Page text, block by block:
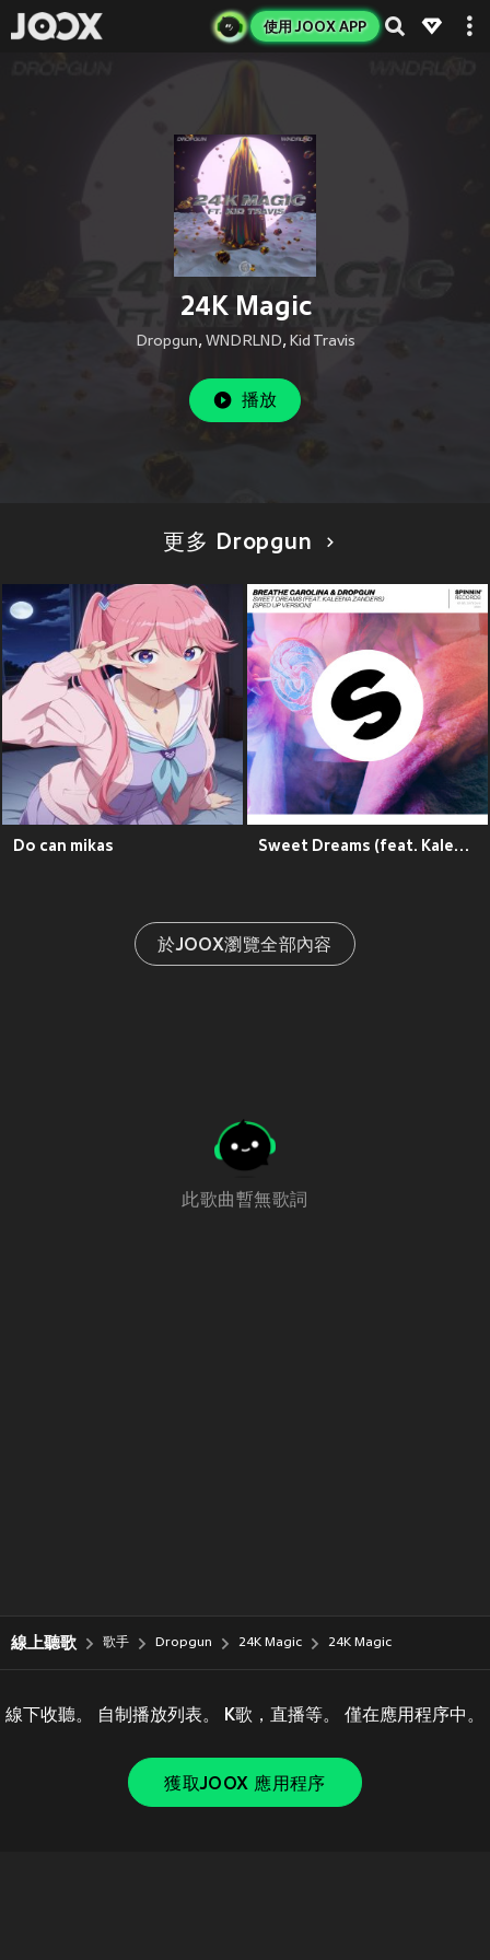
使用 JOOX APP
24K Magic
Dropgun, WNDRLND, Kid Travis
播放
更多 Dropgun
Do can mikas Sweet Dreams (feat. Kaleena Zanders) (Sped Up Version)
於JOOX瀏覽全部內容
此歌曲暫無歌詞
線上聽歌 歌手 Dropgun 24K Magic 24K Magic
線下收聽。 自制播放列表。 K歌，直播等。 僅在應用程序中。
獲取JOOX 應用程序